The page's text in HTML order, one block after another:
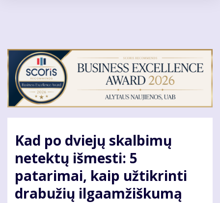
Kad po dviejų skalbimų
netektų išmesti: 5
patarimai, kaip užtikrinti
drabužių ilgaamžiškumą